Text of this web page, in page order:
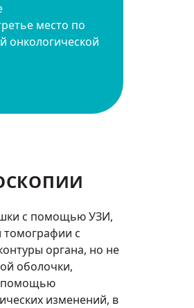
место по
онкологической
с помощью УЗИ,
с
органа, но не
оболочки,
помощью
изменений, в